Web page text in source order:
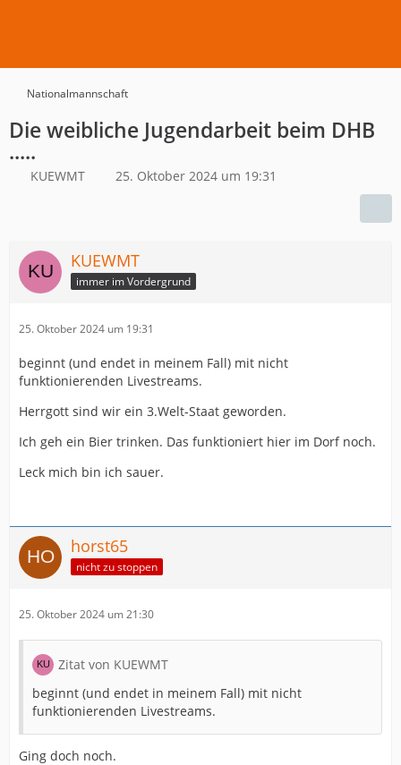
Nationalmannschaft
Die weibliche Jugendarbeit beim DHB
.....
KUEWMT 25. Oktober 2024 um 19:31
KUEWMT
immer im Vordergrund
25. Oktober 2024 um 19:31
beginnt (und endet in meinem Fall) mit nicht
funktionierenden Livestreams.
Herrgott sind wir ein 3.Welt-Staat geworden.
Ich geh ein Bier trinken. Das funktioniert hier im Dorf noch.
Leck mich bin ich sauer.
horst65
nicht zu stoppen
25. Oktober 2024 um 21:30
Zitat von KUEWMT
beginnt (und endet in meinem Fall) mit nicht
funktionierenden Livestreams.
Ging doch noch.